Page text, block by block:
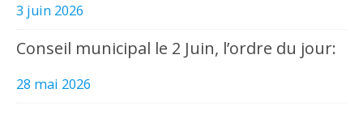
3 juin 2026
Conseil municipal le 2 Juin, l’ordre du jour:
28 mai 2026